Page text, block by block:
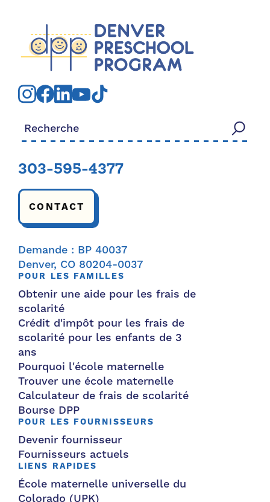
Rechercher:
303-595-4377
CONTACT
Demande : BP 40037
Denver, CO 80204-0037
POUR LES FAMILLES
Obtenir une aide pour les frais de
scolarité
Crédit d'impôt pour les frais de
scolarité pour les enfants de 3
ans
Pourquoi l'école maternelle
Trouver une école maternelle
Calculateur de frais de scolarité
Bourse DPP
POUR LES FOURNISSEURS
Devenir fournisseur
Fournisseurs actuels
LIENS RAPIDES
École maternelle universelle du
Colorado (UPK)